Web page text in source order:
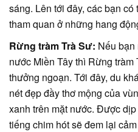
sáng. Lên tới đây, các bạn
tham quan ở những hang
Rừng tràm Trà Sư: Nếu bạn
nước Miền Tây thì Rừng
thưởng ngoạn. Tới đây, du
nét đẹp đầy thơ mộng của
xanh trên mặt nước. Được
tiếng chim hót sẽ đem lại